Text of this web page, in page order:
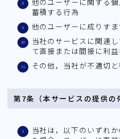
蓄積する行為
他のユーザーに成りす
当社のサービスに関連
て直接または間接に利
その他，当社が不適切
第7条（本サービスの提供の
当社は，以下のいずれ